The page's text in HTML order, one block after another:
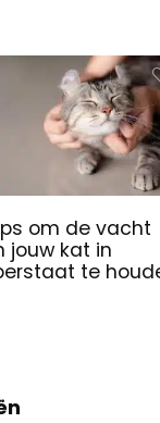
om de vacht
jouw kat in
te